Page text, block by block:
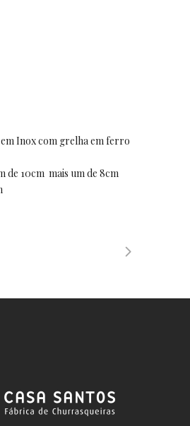
Inox com grelha em ferro
de 10cm mais um de 8cm